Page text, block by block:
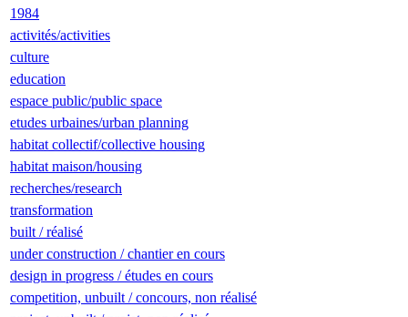
1984
activités/activities
culture
education
espace public/public space
etudes urbaines/urban planning
habitat collectif/collective housing
habitat maison/housing
recherches/research
transformation
built / réalisé
under construction / chantier en cours
design in progress / études en cours
competition, unbuilt / concours, non réalisé